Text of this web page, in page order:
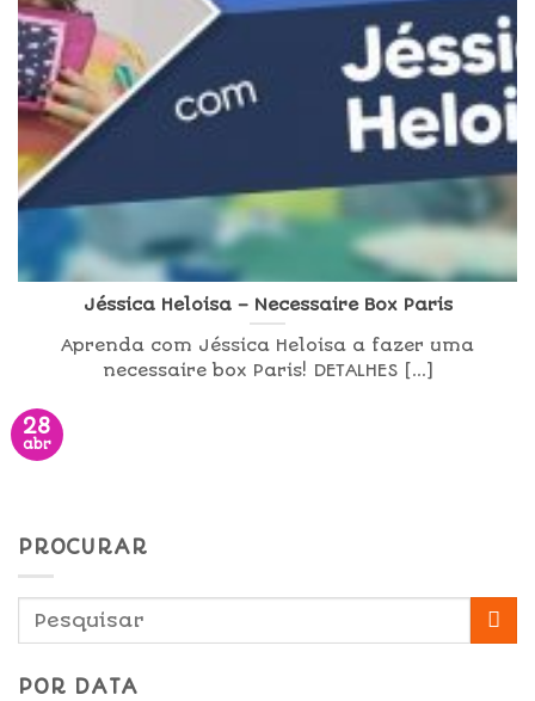
Jéssica Heloisa – Necessaire Box Paris
Aprenda com Jéssica Heloisa a fazer uma
necessaire box Paris! DETALHES [...]
28
abr
PROCURAR
POR DATA